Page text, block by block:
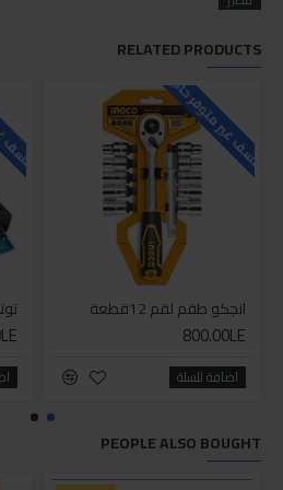
RELATED PRODUCTS
للاسف غير متوفر حاليا
انجكو طقم لقم 12قطعة
800.00LE
اضافة للسلة
PEOPLE ALSO BOUGHT